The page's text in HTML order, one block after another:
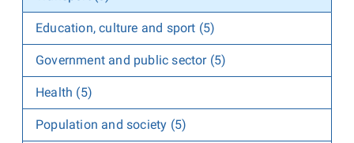
Education, culture and sport (5)
Government and public sector (5)
Health (5)
Population and society (5)